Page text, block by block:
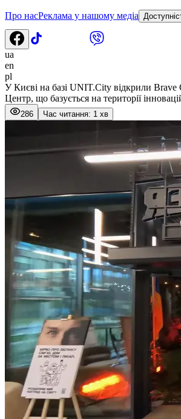
Про насРеклама у нашому медіа
ua
en
pl
У Києві на базі UNIT.City відкрили Brave
Центр, що базується на території
286 Час читання: 1 хв